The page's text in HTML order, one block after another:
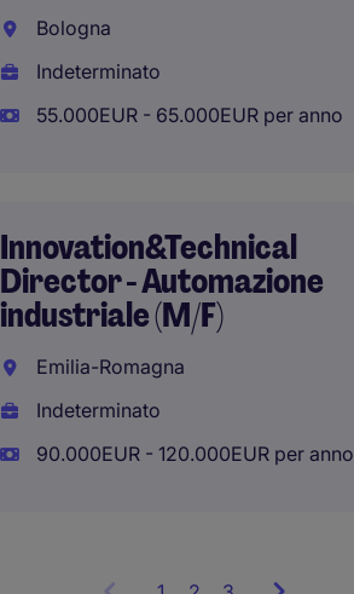
Bologna
Indeterminato
55.000EUR - 65.000EUR per anno
Innovation&Technical
Director - Automazione
industriale (M/F)
Emilia-Romagna
Indeterminato
90.000EUR - 120.000EUR per anno